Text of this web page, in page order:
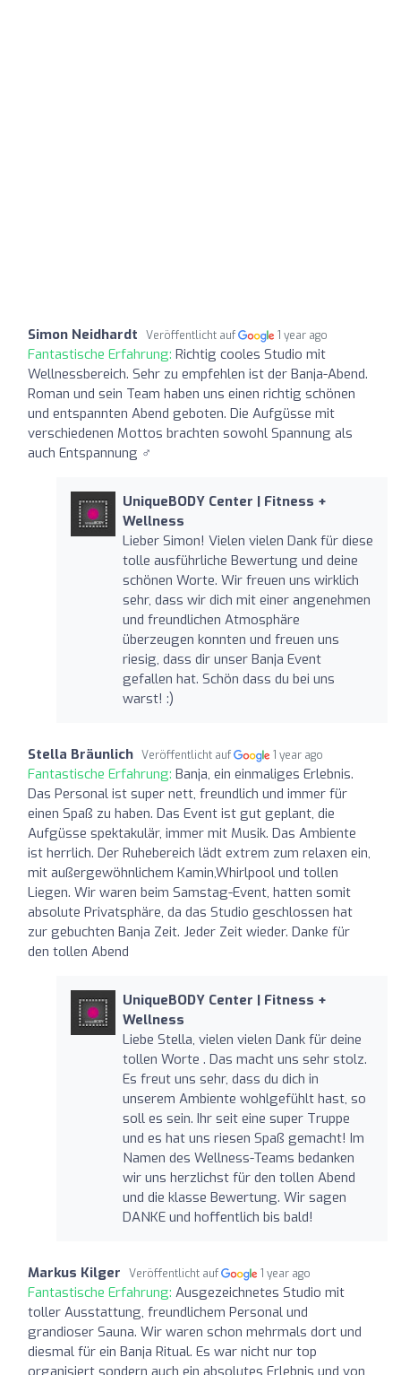
Simon Neidhardt Veröffentlicht auf 1 year ago
Fantastische Erfahrung: Richtig cooles Studio mit
Wellnessbereich. Sehr zu empfehlen ist der Banja-Abend.
Roman und sein Team haben uns einen richtig schönen
und entspannten Abend geboten. Die Aufgüsse mit
verschiedenen Mottos brachten sowohl Spannung als
auch Entspannung ‍♂️
UniqueBODY Center | Fitness +
Wellness
Lieber Simon! Vielen vielen Dank für diese
tolle ausführliche Bewertung und deine
schönen Worte. Wir freuen uns wirklich
sehr, dass wir dich mit einer angenehmen
und freundlichen Atmosphäre
überzeugen konnten und freuen uns
riesig, dass dir unser Banja Event
gefallen hat. Schön dass du bei uns
warst! :)
Stella Bräunlich Veröffentlicht auf 1 year ago
Fantastische Erfahrung: Banja, ein einmaliges Erlebnis.
Das Personal ist super nett, freundlich und immer für
einen Spaß zu haben. Das Event ist gut geplant, die
Aufgüsse spektakulär, immer mit Musik. Das Ambiente
ist herrlich. Der Ruhebereich lädt extrem zum relaxen ein,
mit außergewöhnlichem Kamin,Whirlpool und tollen
Liegen. Wir waren beim Samstag-Event, hatten somit
absolute Privatsphäre, da das Studio geschlossen hat
zur gebuchten Banja Zeit. Jeder Zeit wieder. Danke für
den tollen Abend
UniqueBODY Center | Fitness +
Wellness
Liebe Stella, vielen vielen Dank für deine
tollen Worte . Das macht uns sehr stolz.
Es freut uns sehr, dass du dich in
unserem Ambiente wohlgefühlt hast, so
soll es sein. Ihr seit eine super Truppe
und es hat uns riesen Spaß gemacht! Im
Namen des Wellness-Teams bedanken
wir uns herzlichst für den tollen Abend
und die klasse Bewertung. Wir sagen
DANKE und hoffentlich bis bald!
Markus Kilger Veröffentlicht auf 1 year ago
Fantastische Erfahrung: Ausgezeichnetes Studio mit
toller Ausstattung, freundlichem Personal und
grandioser Sauna. Wir waren schon mehrmals dort und
diesmal für ein Banja Ritual. Es war nicht nur top
organisiert sondern auch ein absolutes Erlebnis und von